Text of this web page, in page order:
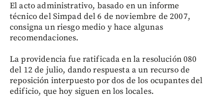
El acto administrativo, basado en un informe
técnico del Simpad del 6 de noviembre de 2007,
consigna un riesgo medio y hace algunas
recomendaciones.
La providencia fue ratificada en la resolución 080
del 12 de julio, dando respuesta a un recurso de
reposición interpuesto por dos de los ocupantes del
edificio, que hoy siguen en los locales.